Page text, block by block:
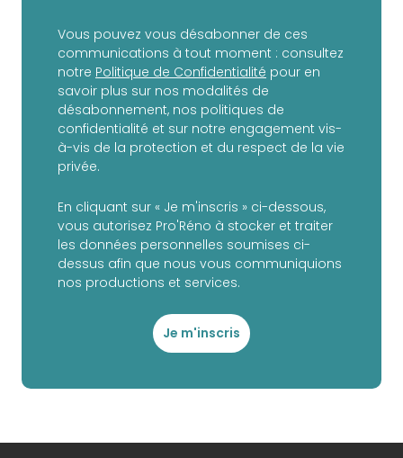
Vous pouvez vous désabonner de ces
communications à tout moment : consultez
notre Politique de Confidentialité pour en
savoir plus sur nos modalités de
désabonnement, nos politiques de
confidentialité et sur notre engagement vis-
à-vis de la protection et du respect de la vie
privée.
En cliquant sur « Je m'inscris » ci-dessous,
vous autorisez Pro'Réno à stocker et traiter
les données personnelles soumises ci-
dessus afin que nous vous communiquions
nos productions et services.
Je m'inscris